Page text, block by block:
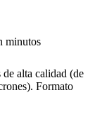
minutos
alta calidad (de
Formato